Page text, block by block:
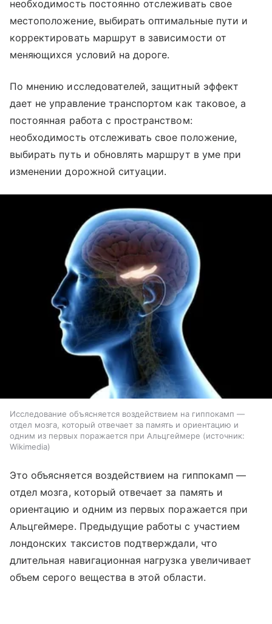
необходимость постоянно отслеживать свое
местоположение, выбирать оптимальные пути и
корректировать маршрут в зависимости от
меняющихся условий на дороге.
По мнению исследователей, защитный эффект
дает не управление транспортом как таковое, а
постоянная работа с пространством:
необходимость отслеживать свое положение,
выбирать путь и обновлять маршрут в уме при
изменении дорожной ситуации.
Исследование объясняется воздействием на гиппокамп —
отдел мозга, который отвечает за память и ориентацию и
одним из первых поражается при Альцгеймере
источник:
Wikimedia
Это объясняется воздействием на гиппокамп —
отдел мозга, который отвечает за память и
ориентацию и одним из первых поражается при
Альцгеймере. Предыдущие работы с участием
лондонских таксистов подтверждали, что
длительная навигационная нагрузка увеличивает
объем серого вещества в этой области.